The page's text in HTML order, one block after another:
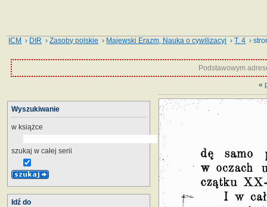
ICM › DIR ›Zasoby polskie › Majewski Erazm, Nauka o cywilizacyi ›T. 4 ›
Podstawowym
«
Wyszukiwanie
w książce
szukaj w całej serii
Idź do